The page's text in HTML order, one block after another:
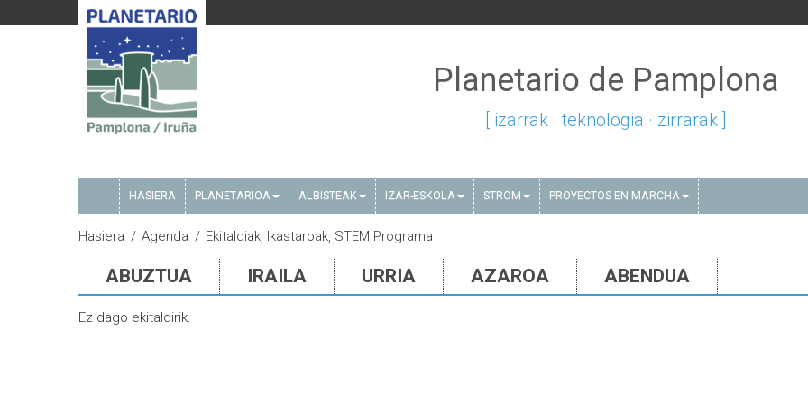
Planetario de Pamplona
[ izarrak · teknologia · zirrarak ]
HASIERA PLANETARIOA ALBISTEAK IZAR-ESKOLA STROM PROYECTOS EN MARCHA
Hasiera Agenda Ekitaldiak, Ikastaroak, STEM Programa
ABUZTUA IRAILA URRIA AZAROA ABENDUA
Ez dago ekitaldirik.